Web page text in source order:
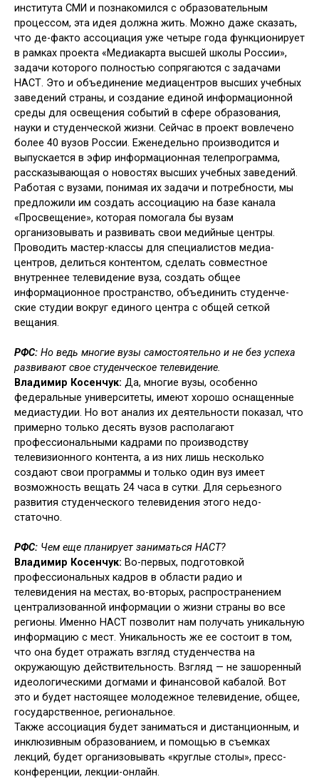
института СМИ и познакомился с об­разовательным
процессом, эта идея должна жить. Можно даже сказать,
что де-факто ассоциация уже четыре года функционирует
в рамках проекта «Медиакарта высшей школы России»,
задачи которого полностью сопряга­ются с задачами
НАСТ. Это и объеди­нение медиацентров высших учебных
заведений страны, и создание единой информационной
среды для освеще­ния событий в сфере образования,
науки и студенческой жизни. Сейчас в проект вовлечено
более 40 вузов России. Еженедельно производится и
выпускается в эфир информационная телепрограмма,
рассказывающая о но­востях высших учебных заведений.
Работая с вузами, понимая их за­дачи и потребности, мы
предложили им создать ассоциацию на базе кана­ла
«Просвещение», которая помогала бы вузам
организовывать и развивать свои медийные центры.
Проводить ма­стер-классы для специалистов медиа-
центров, делиться контентом, сделать совместное
внутреннее телевидение вуза, создать общее
информационное пространство, объединить студенче­
ские студии вокруг единого центра с общей сеткой
вещания.
РФС: Но ведь многие вузы самостоя­тельно и не без успеха
развивают свое студенческое телевидение.
Владимир Косенчук: Да, многие вузы, особенно
федеральные уни­верситеты, имеют хорошо оснащен­ные
медиастудии. Но вот анализ их деятельности показал, что
примерно только десять вузов располагают
профессиональными кадрами по про­изводству
телевизионного контента, а из них лишь несколько
создают свои программы и только один вуз имеет
возможность вещать 24 часа в сутки. Для серьезного
развития сту­денческого телевидения этого недо­
статочно.
РФС: Чем еще планирует заниматься НАСТ?
Владимир Косенчук: Во-первых, подготовкой
профессиональных ка­дров в области радио и
телевидения на местах, во-вторых, распростране­нием
централизованной информа­ции о жизни страны во все
регионы. Именно НАСТ позволит нам получать уникальную
информацию с мест. Уни­кальность же ее состоит в том,
что она будет отражать взгляд студенче­ства на
окружающую действитель­ность. Взгляд — не зашоренный
идео­логическими догмами и финансовой кабалой. Вот
это и будет настоящее молодежное телевидение, общее,
госу­дарственное, региональное.
Также ассоциация будет занимать­ся и дистанционным, и
инклюзивным образованием, и помощью в съемках
лекций, будет организовывать «кру­глые столы», пресс-
конференции, лекции-онлайн.